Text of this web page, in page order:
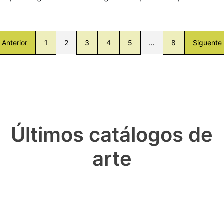
Anterior 1 2 3 4 5 … 8 Siguente
Últimos catálogos de
arte